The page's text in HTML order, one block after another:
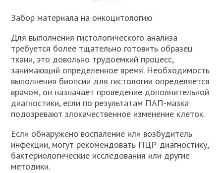
Забор материала на онкоцитологию
Для выполнения гистологического анализа
требуется более тщательно готовить образец
ткани, это довольно трудоемкий процесс,
занимающий определенное время. Необходимость
выполнения биопсии для гистологии определяется
врачом, он назначает проведение дополнительной
диагностики, если по результатам ПАП-мазка
подозревают злокачественное изменение клеток.
Если обнаружено воспаление или возбудитель
инфекции, могут рекомендовать ПЦР-диагностику,
бактериологические исследования или другие
методики.